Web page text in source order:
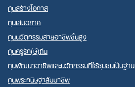
ทุนสร้างโอกาส
ทุนเสมอภาค
ทุนนวัตกรรมสายอาชีพชั้นสูง
ทุนครูรัก(ษ์)ถิ่น
ทุนพัฒนาอาชีพและนวัตกรรมที่ใช้ชุมชนเป็นฐาน
ทุนพระกนิษฐาสัมมาชีพ